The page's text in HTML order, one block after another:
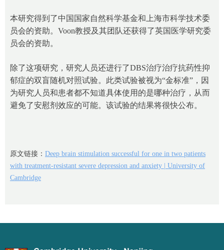
本研究得到了中国国家自然科学基金和上海市科学技术委
员会的资助。Voon教授及其团队还获得了英国医学研究委
员会的资助。
除了这项研究，研究人员还进行了DBS治疗治疗抗药性抑
郁症的双盲随机对照试验。此类试验被视为“金标准”，因
为研究人员和患者都不知道具体使用的是哪种治疗，从而
避免了安慰剂效应的可能。该试验的结果将很快公布。
原文链接： Deep brain stimulation successful for one in two patients
with treatment-resistant severe depression and anxiety | University of
Cambridge